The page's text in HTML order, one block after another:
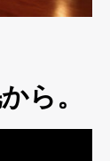
ら。